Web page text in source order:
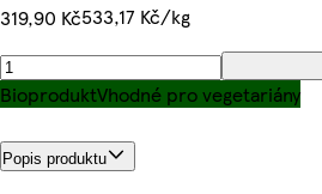
319,90 Kč533,17 Kč/kg
BioproduktVhodné pro vegetariány
Popis produktu